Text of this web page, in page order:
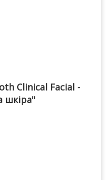
Clinical Facial -
шкіра"